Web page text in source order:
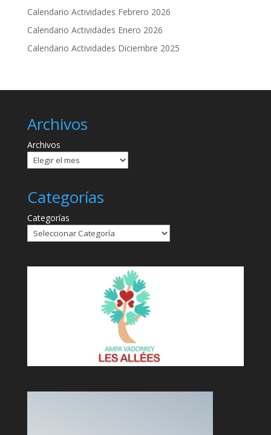
Calendario Actividades Febrero 2026
Calendario Actividades Enero 2026
Calendario Actividades Diciembre 2025
Archivos
Archivos
Categorías
Categorías